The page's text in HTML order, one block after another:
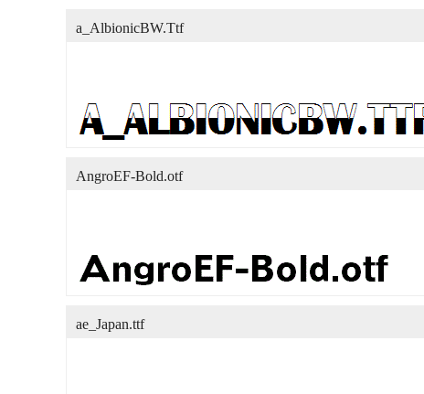
a_AlbionicBW.Ttf
AngroEF-Bold.otf
ae_Japan.ttf